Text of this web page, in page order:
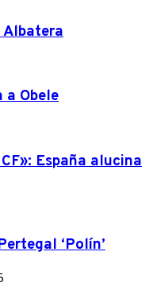
a Obele
España alucina
‘Polín’